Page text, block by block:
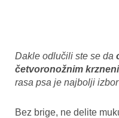
Dakle odlučili ste se da
četvoronožnim
rasa psa je najbolji
Bez brige, ne delite